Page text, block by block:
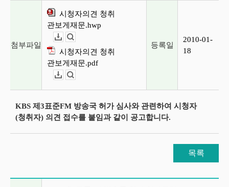
첨부파일
시청자의견 청취
관보게재문.hwp
시청자의견 청취
관보게재문.pdf
등록일
2010-01-
18
KBS 제3표준FM 방송국 허가 심사와 관련하여 시청자
(청취자) 의견 접수를 붙임과 같이 공고합니다.
목록